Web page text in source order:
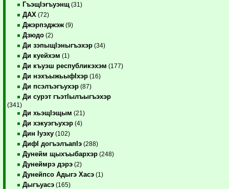
ГъэщIэгъуэнщ (31)
ДАХ (72)
Джэрпэджэж (9)
Дзюдо (2)
Ди зэпыщIэныгъэхэр (34)
Ди куейхэм (1)
Ди къуэш республикэхэм (177)
Ди нэхъыжьыфIхэр (16)
Ди псэлъэгъухэр (87)
Ди сурэт гъэтIылъыгъэхэр
(341)
Ди хьэщIэщым (21)
Ди хэкуэгъухэр (4)
Дин Iуэху (102)
ДифI догъэлъапIэ (288)
Дунейм щыхъыбархэр (248)
Дунеймрэ дэрэ (2)
Дунейпсо Адыгэ Хасэ (1)
Дыгъуасэ (165)